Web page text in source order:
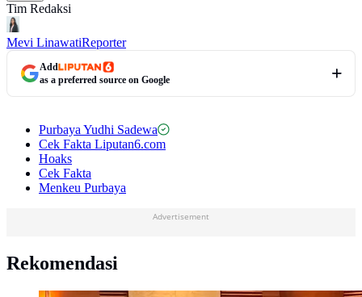
Tim Redaksi
Mevi LinawatiReporter
Add
as a preferred source on Google
Purbaya Yudhi Sadewa
Cek Fakta Liputan6.com
Hoaks
Cek Fakta
Menkeu Purbaya
Advertisement
Rekomendasi